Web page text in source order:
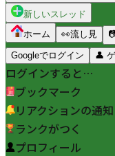
新しいスレッド
ホーム
👀流し見
Googleでログイン 👤
ログインすると…
ブックマーク
リアクションの通知
ランクがつく
プロフィール